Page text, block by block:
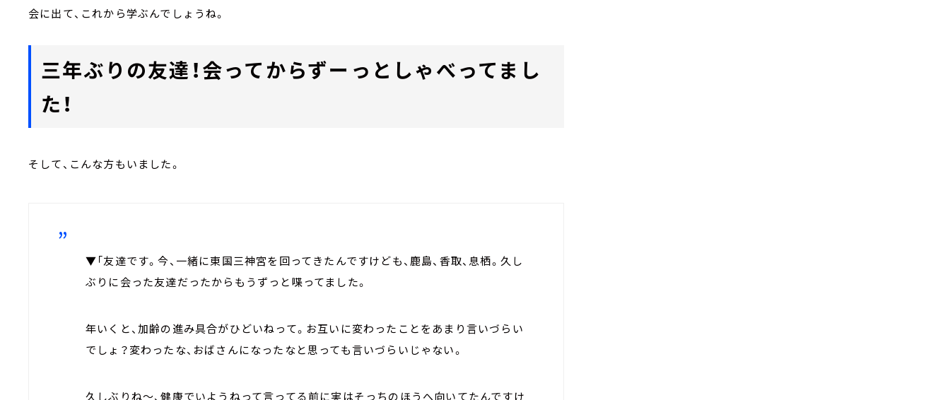
会に出て、これから学ぶんでしょうね。
三年ぶりの友達！会ってからずーっとしゃべってまし
た！
そして、こんな方もいました。
▼「友達です。今、一緒に東国三神宮を回ってきたんですけども、鹿島、香取、息栖。久し
ぶりに会った友達だったからもうずっと喋ってました。
年いくと、加齢の進み具合がひどいねって。お互いに変わったことをあまり言いづらい
でしょ？変わったな、おばさんになったなと思っても言いづらいじゃない。
久しぶりね～、健康でいようねって言ってる前に実はそっちのほうへ向いてたんですけ